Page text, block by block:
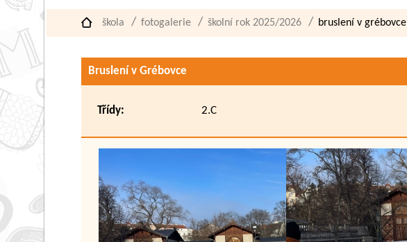
škola fotogalerie školní rok 2025/2026 bruslení v grébovce
Bruslení v Grébovce
Třídy: 2.C